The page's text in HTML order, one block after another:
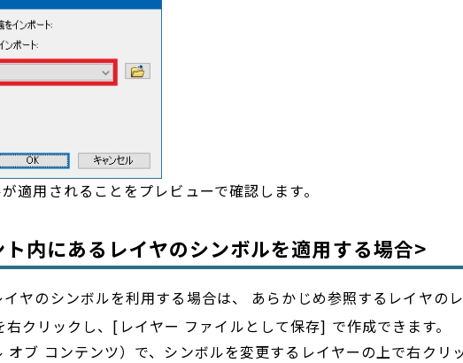
適用されることをプレビューで確認します。
内にあるレイヤのシンボルを適用する場合>
ヤのシンボルを利用する場合は、 あらかじめ参照するレイヤの
クリックし、[レイヤー ファイルとして保存] で作成できます。
ブ コンテンツ）で、シンボルを変更するレイヤーの上で右クリッ